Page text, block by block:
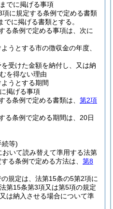
までに掲げる事項
に規定する条例で定める書類
でに掲げる書類とする。
る条例で定める事項は、次に
うとする市の徴収金の年度、
受けた金額を納付し、又は納
を得ない理由
うとする期間
に掲げる事項
る条例で定める書類は、 第2項
る条例で定める期間は、20日
続等)
いて読み替えて準用する法第
る条例で定める方法は、 第8
の規定は、法第15条の5第2項に
第15条第3項又は第5項の規定
は納入させる場合について準